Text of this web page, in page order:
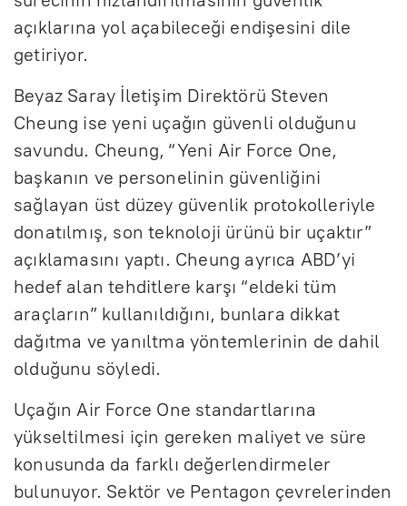
açıklarına yol açabileceği endişesini dile
getiriyor.
Beyaz Saray İletişim Direktörü Steven
Cheung ise yeni uçağın güvenli olduğunu
savundu. Cheung, “Yeni Air Force One,
başkanın ve personelinin güvenliğini
sağlayan üst düzey güvenlik protokolleriyle
donatılmış, son teknoloji ürünü bir uçaktır”
açıklamasını yaptı. Cheung ayrıca ABD’yi
hedef alan tehditlere karşı “eldeki tüm
araçların” kullanıldığını, bunlara dikkat
dağıtma ve yanıltma yöntemlerinin de dahil
olduğunu söyledi.
Uçağın Air Force One standartlarına
yükseltilmesi için gereken maliyet ve süre
konusunda da farklı değerlendirmeler
bulunuyor. Sektör ve Pentagon çevrelerinden